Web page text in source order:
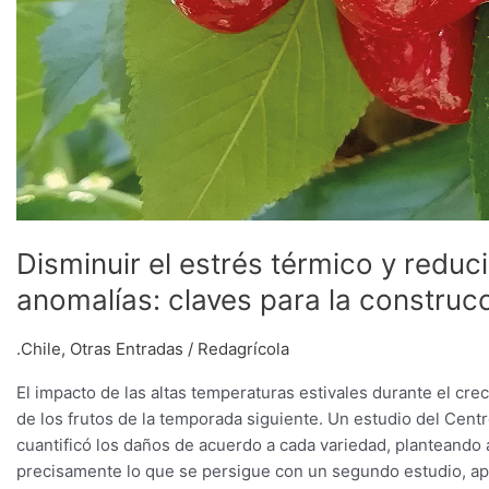
Disminuir el estrés térmico y
anomalías: claves para la
.Chile, Otras Entradas / Redagrícola
El impacto de las altas temperaturas estivales durante el
de los frutos de la temporada siguiente. Un estudio del
cuantificó los daños de acuerdo a cada variedad,
precisamente lo que se persigue con un segundo estudio,
de
fruta
calidad